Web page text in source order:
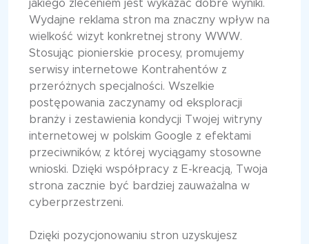
jakiego zleceniem jest wykazać dobre wyniki.
Wydajne reklama stron ma znaczny wpływ na
wielkość wizyt konkretnej strony WWW.
Stosując pionierskie procesy, promujemy
serwisy internetowe Kontrahentów z
przeróżnych specjalności. Wszelkie
postępowania zaczynamy od eksploracji
branży i zestawienia kondycji Twojej witryny
internetowej w polskim Google z efektami
przeciwników, z której wyciągamy stosowne
wnioski. Dzięki współpracy z E-kreacją, Twoja
strona zacznie być bardziej zauważalna w
cyberprzestrzeni.
Dzięki pozycjonowaniu stron uzyskujesz